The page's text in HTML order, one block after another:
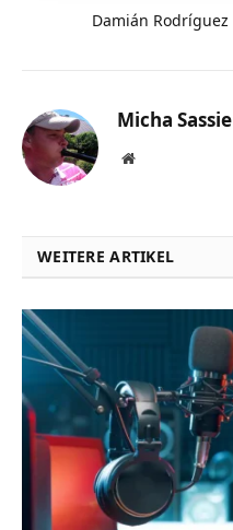
Damián Rodríguez
Micha Sassie
Website
WEITERE ARTIKEL